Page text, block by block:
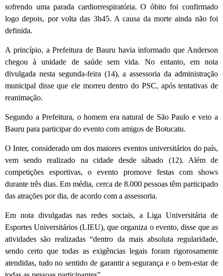
sofrendo uma parada cardiorrespiratória. O óbito foi confirmado
logo depois, por volta das 3h45. A causa da morte ainda não foi
definida.
A princípio, a Prefeitura de Bauru havia informado que Anderson
chegou à unidade de saúde sem vida. No entanto, em nota
divulgada nesta segunda-feira (14), a assessoria da administração
municipal disse que ele morreu dentro do PSC, após tentativas de
reanimação.
Segundo a Prefeitura, o homem era natural de São Paulo e veio a
Bauru para participar do evento com amigos de Botucatu.
O Inter, considerado um dos maiores eventos universitários do país,
vem sendo realizado na cidade desde sábado (12). Além de
competições esportivas, o evento promove festas com shows
durante três dias. Em média, cerca de 8.000 pessoas têm participado
das atrações por dia, de acordo com a assessoria.
Em nota divulgadas nas redes sociais, a Liga Universitária de
Esportes Universitários (LIEU), que organiza o evento, disse que as
atividades são realizadas “dentro da mais absoluta regularidade,
sendo certo que todas as exigências legais foram rigorosamente
atendidas, tudo no sentido de garantir a segurança e o bem-estar de